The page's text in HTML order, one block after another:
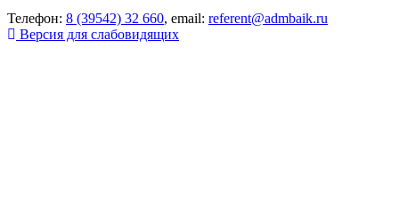
Телефон: 8 (39542) 32 660, email: referent@admbaik.ru
Версия для слабовидящих